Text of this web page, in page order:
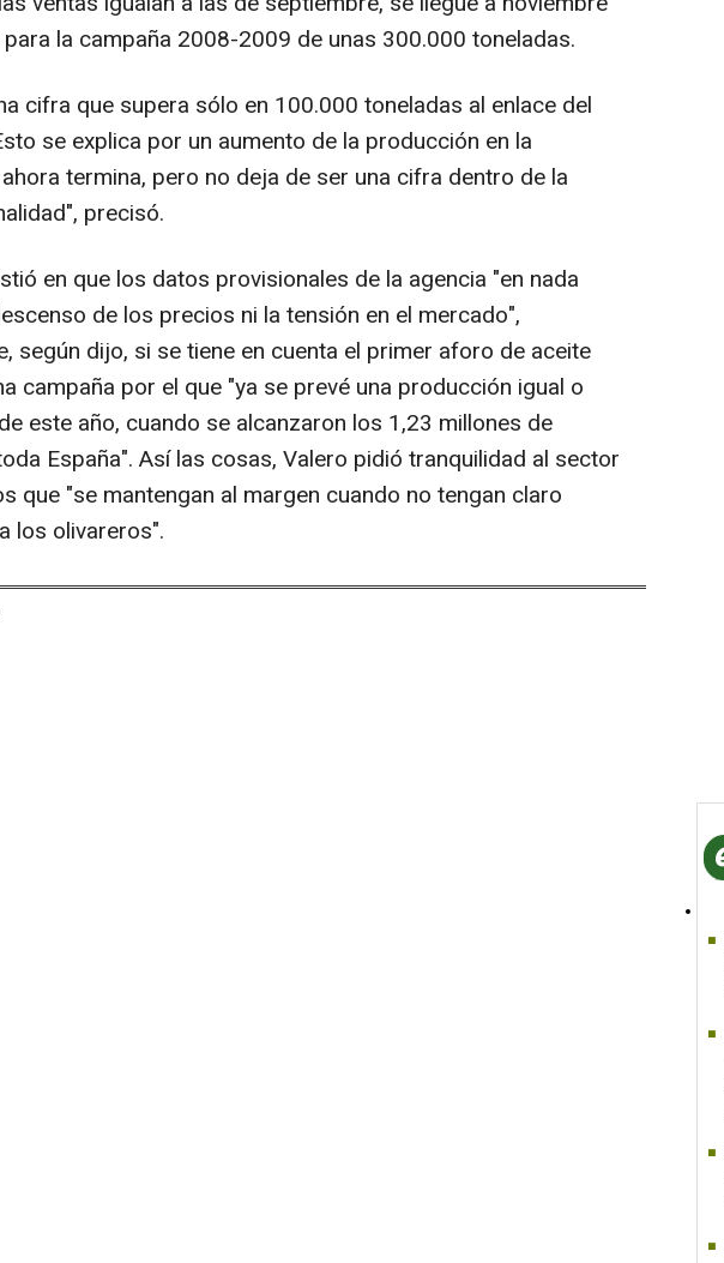
la campaña 2008-2009 de unas 300.000 toneladas.
cifra que supera sólo en 100.000 toneladas al enlace del
se explica por un aumento de la producción en la
termina, pero no deja de ser una cifra dentro de la
precisó.
en que los datos provisionales de la agencia "en nada
de los precios ni la tensión en el mercado",
según dijo, si se tiene en cuenta el primer aforo de aceite
campaña por el que "ya se prevé una producción igual o
este año, cuando se alcanzaron los 1,23 millones de
España". Así las cosas, Valero pidió tranquilidad al sector
que "se mantengan al margen cuando no tengan claro
los olivareros".